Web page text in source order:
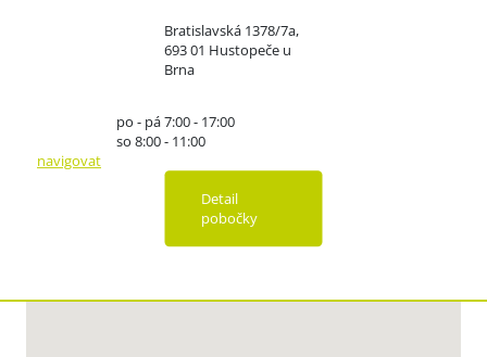
Bratislavská 1378/7a,
693 01 Hustopeče u
Brna
po - pá 7:00 - 17:00
so 8:00 - 11:00
navigovat
Detail
pobočky